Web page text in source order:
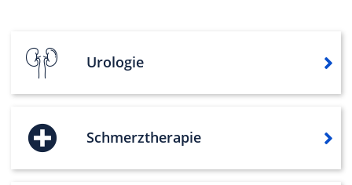
Urologie
Schmerztherapie